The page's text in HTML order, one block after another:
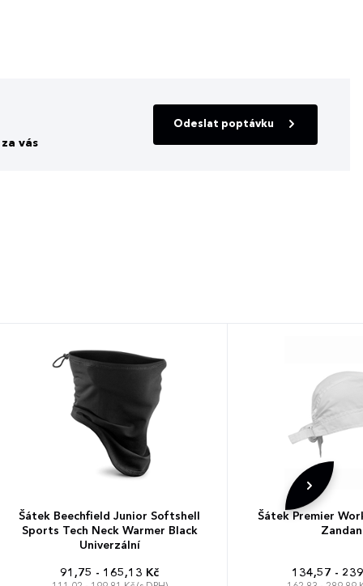
vás
Odeslat poptávku
Šátek Beechfield Junior Softshell
Sports Tech Neck Warmer Black
Univerzální
91,75 - 165,13 Kč
Šátek Premier
134,57 -